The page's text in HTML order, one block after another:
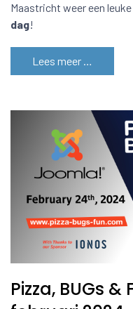
Maastricht weer een
dag!
Lees meer …
Pizza, BUGs